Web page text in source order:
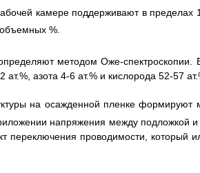
камере поддерживают в пределах
%.
методом Оже-
азота 4-6 ат.% и кислорода 52-57
на осажденной пленке формируют
напряжения между подложкой
проводимости, который